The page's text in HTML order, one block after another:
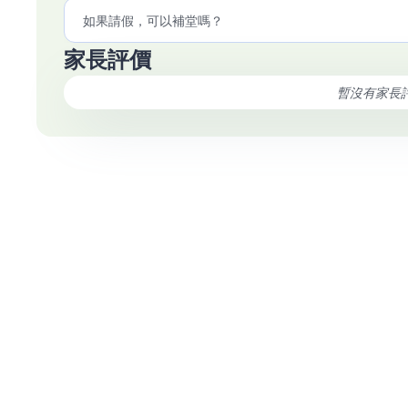
如果請假，可以補堂嗎？
家長評價
暫沒有家長